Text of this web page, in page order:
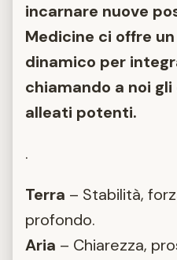
incarnare nuove
Medicine ci offre
dinamico per
chiamando a noi
alleati potenti.
.
Terra – Stabilità,
profondo.
Aria – Chiarezza,